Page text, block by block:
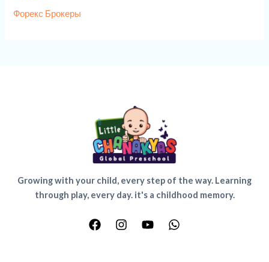
Форекс Брокеры
Growing with your child, every step of the way. Learning
through play, every day. it's a childhood memory.